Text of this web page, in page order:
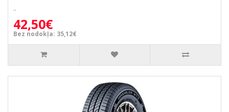
..
42,50€
Bez nodokļa: 35,12€